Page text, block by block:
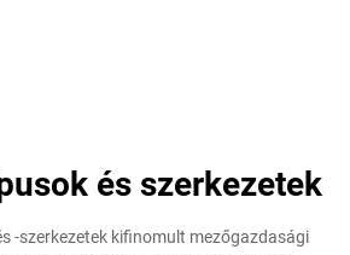
és szerkezetek
-szerkezetek kifinomult mezőgazdasági